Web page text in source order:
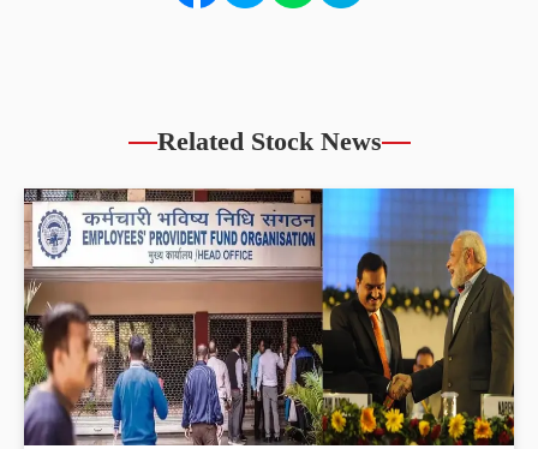
Related Stock News